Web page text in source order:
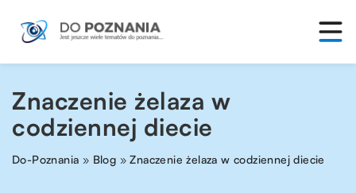
Znaczenie żelaza w
codziennej diecie
Do-Poznania » Blog »Znaczenie żelaza w codziennej diecie